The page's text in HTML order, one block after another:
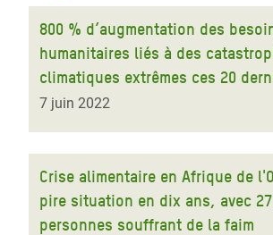
800 % d’augmentation des
humanitaires liés à des
climatiques extrêmes ces 20
7 juin 2022
Crise alimentaire en Afrique de
pire situation en dix ans, avec
personnes souffrant de la faim